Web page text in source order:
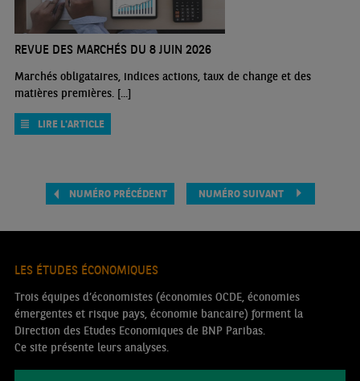
REVUE DES MARCHÉS DU 8 JUIN 2026
Marchés obligataires, indices actions, taux de change et des
matières premières. [...]
LIRE L'ARTICLE
NUMÉRO PRÉCÉDENT NUMÉRO SUIVANT
LES ÉTUDES ÉCONOMIQUES
Trois équipes d’économistes (économies OCDE, économies
émergentes et risque pays, économie bancaire) forment la
Direction des Etudes Economiques de BNP Paribas.
Ce site présente leurs analyses.